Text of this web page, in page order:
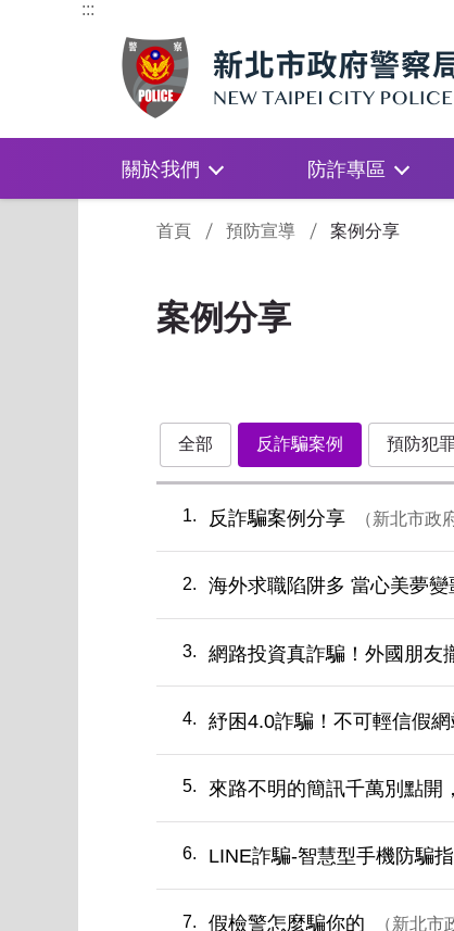
:::
關於我們 防詐專區
首頁
預防宣導 案例分享
案例分享
全部 反詐騙案例 預防犯
1 反詐騙案例分享 新北市政
2 海外求職陷阱多 當心美夢變
3 網路投資真詐騙！外國朋友
4 紓困4.0詐騙！不可輕信假網
5 來路不明的簡訊千萬別點開
6 LINE詐騙-智慧型手機防騙指
7 假檢警怎麼騙你的 新北市